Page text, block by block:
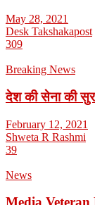
May 28, 2021
Desk Takshakapost
309
Breaking News
देश की सेना की
February 12, 2021
Shweta R Rashmi
39
News